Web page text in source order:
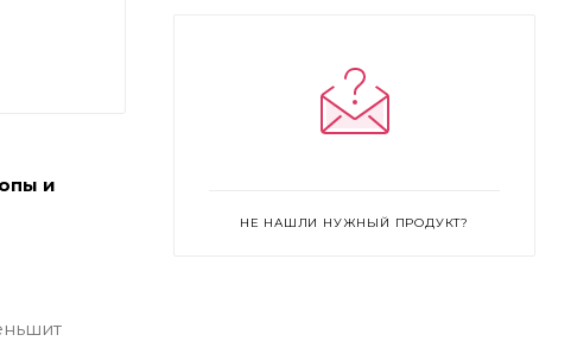
и
НЕ НАШЛИ НУЖНЫЙ ПРОДУКТ?